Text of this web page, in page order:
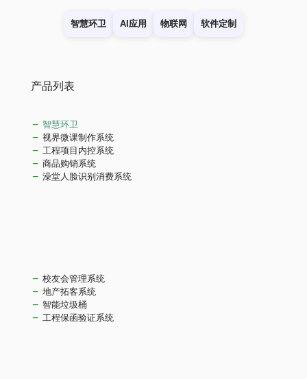
智慧环卫 AI应用 物联网 软件定制
产品列表
智慧环卫
视界微课制作系统
工程项目内控系统
商品购销系统
澡堂人脸识别消费系统
校友会管理系统
地产拓客系统
智能垃圾桶
工程保函验证系统